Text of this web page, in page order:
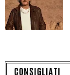
CONSIGLIATI